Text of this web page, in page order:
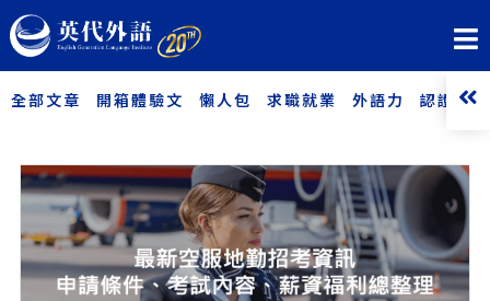
全部文章 開箱體驗文 懶人包 求職就業 外語力 認證考試